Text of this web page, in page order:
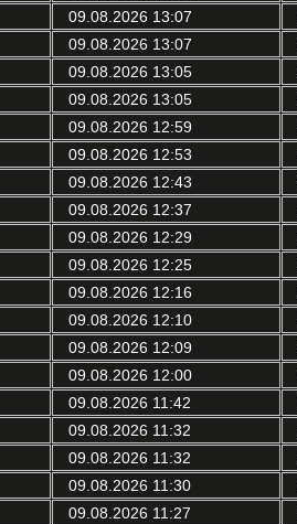
09.08.2026 13:07
09.08.2026 13:07
09.08.2026 13:05
09.08.2026 13:05
09.08.2026 12:59
09.08.2026 12:53
09.08.2026 12:43
09.08.2026 12:37
09.08.2026 12:29
09.08.2026 12:25
09.08.2026 12:16
09.08.2026 12:10
09.08.2026 12:09
09.08.2026 12:00
09.08.2026 11:42
09.08.2026 11:32
09.08.2026 11:32
09.08.2026 11:30
09.08.2026 11:27